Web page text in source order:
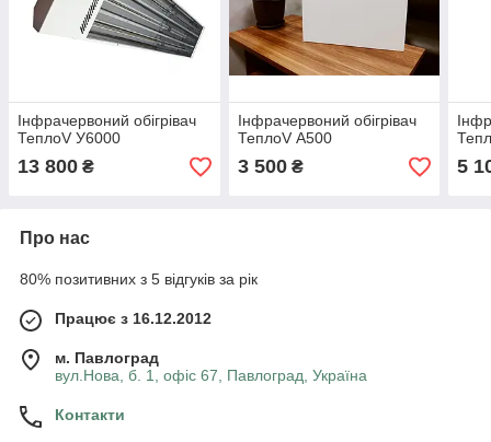
Інфрачервоний обігрівач
ТеплоV У6000
13 800 ₴
Інфрачервоний обігрівач
ТеплоV А500
3 500₴ 5
Про нас
80% позитивних з 5 відгуків за рік
Працює з 16.12.2012
м. Павлоград
вул.Нова, б. 1, офіс 67, Павлоград, Україна
Контакти